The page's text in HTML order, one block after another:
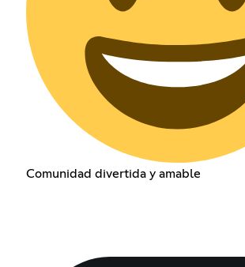
Comunidad divertida y amable